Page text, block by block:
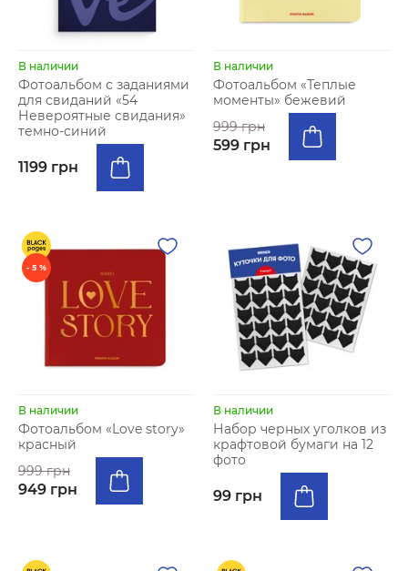
В наличии
Фотоальбом с заданиями
для свиданий «54
Невероятные свидания»
темно-синий
1199 грн
В наличии
Фотоальбом «Теплые
моменты» бежевий
999 грн
599 грн
- 5 %
В наличии
Фотоальбом «Love story»
красный
999 грн
949 грн
В наличии
Набор черных уголков из
крафтовой бумаги на 12
фото
99 грн